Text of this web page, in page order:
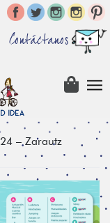
Contáctanos
– Zarautz